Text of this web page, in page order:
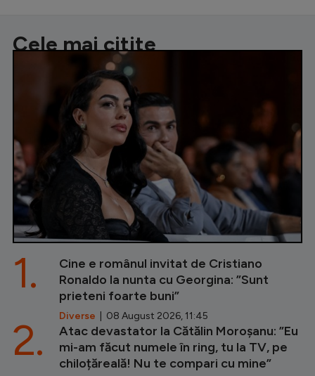
Cele mai citite
Cine e românul invitat de Cristiano
Ronaldo la nunta cu Georgina: ”Sunt
prieteni foarte buni”
Diverse | 08 August 2026, 11:45
1.
Atac devastator la Cătălin Moroșanu: ”Eu
mi-am făcut numele în ring, tu la TV, pe
chiloțăreală! Nu te compari cu mine”
2.